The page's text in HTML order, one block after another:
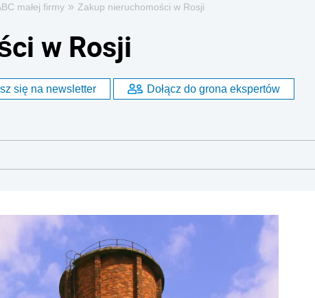
małej firmy » Zakup nieruchomości w Rosji
w Rosji
się na newsletter Dołącz do grona ekspertów